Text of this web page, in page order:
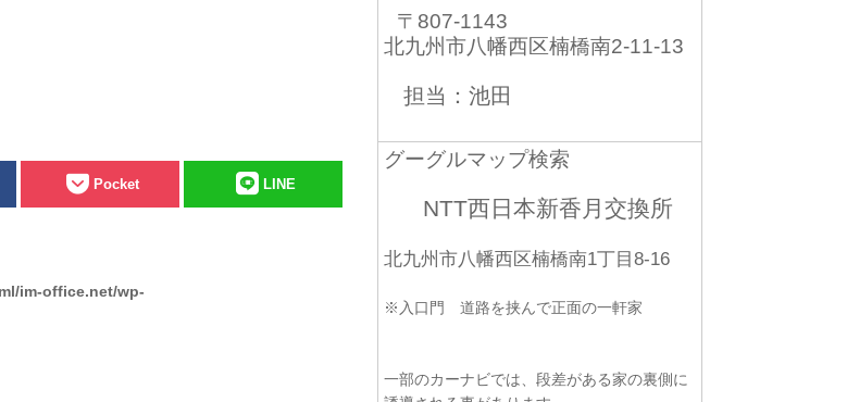
Pocket LINE
im-office.net/wp-
〒807-1143
北九州市八幡西区楠橋南2-11-13
担当：池田
グーグルマップ検索
NTT西日本新香月交換所
北九州市八幡西区楠橋南1丁目8-16
※入口門 道路を挟んで正面の一軒家
一部のカーナビでは、段差がある家の裏側に